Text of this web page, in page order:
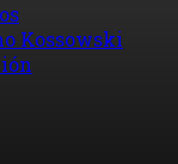
Kossowski